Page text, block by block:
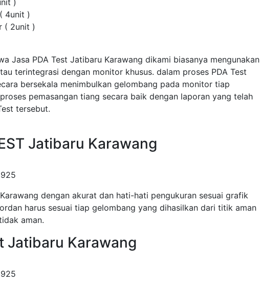
)
4unit )
( 2unit )
Jasa PDA Test Jatibaru Karawang dikami biasanya mengunakan
terintegrasi dengan monitor khusus. dalam proses PDA Test
bersekala menimbulkan gelombang pada monitor tiap
pemasangan tiang secara baik dengan laporan yang telah
tersebut.
Jatibaru Karawang
dengan akurat dan hati-hati pengukuran sesuai grafik
harus sesuai tiap gelombang yang dihasilkan dari titik aman
aman.
Jatibaru Karawang